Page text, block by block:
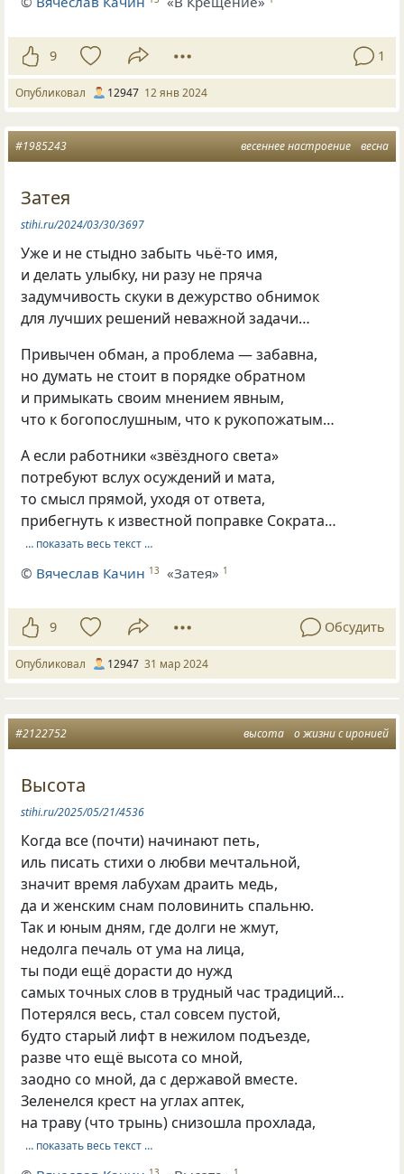
9 1
Опубликовал 12947 12 янв 2024
весеннее настроение весна
#1985243
Затея
stihi.ru/2024/03/30/3697
Уже и не стыдно забыть чьё-то имя,
и делать улыбку, ни разу не пряча
задумчивость скуки в дежурство обнимок
для лучших решений неважной задачи…
Привычен обман, а проблема — забавна,
но думать не стоит в порядке обратном
и примыкать своим мнением явным,
что к богопослушным, что к рукопожатым…
А если работники «звёздного света»
потребуют вслух осуждений и мата,
то смысл прямой, уходя от ответа,
прибегнуть к известной поправке Сократа…
… показать весь текст …
© Вячеслав Качин 13 «Затея» 1
9 Обсудить
Опубликовал 12947 31 мар 2024
высота о жизни с иронией
#2122752
Высота
stihi.ru/2025/05/21/4536
Когда все (почти) начинают петь,
иль писать стихи о любви мечтальной,
значит время лабухам драить медь,
да и женским снам половинить спальню.
Так и юным дням, где долги не жмут,
недолга печаль от ума на лица,
ты поди ещё дорасти до нужд
самых точных слов в трудный час традиций…
Потерялся весь, стал совсем пустой,
будто старый лифт в нежилом подъезде,
разве что ещё высота со мной,
заодно со мной, да с державой вместе.
Зеленелся крест на углах аптек,
на траву (что трынь) снизошла прохлада,
… показать весь текст …